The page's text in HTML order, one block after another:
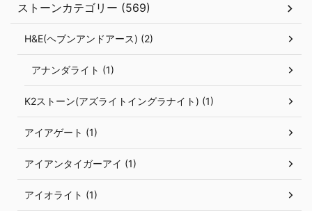
ストーンカテゴリー (569)
H&E(ヘブンアンドアース) (2)
アナンダライト (1)
K2ストーン(アズライトイングラナイト) (1)
アイアゲート (1)
アイアンタイガーアイ (1)
アイオライト (1)